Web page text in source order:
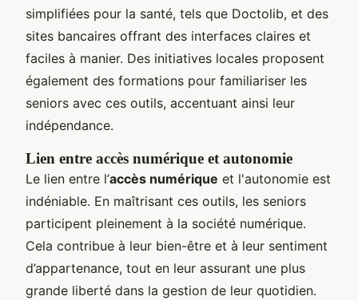
simplifiées pour la santé, tels que Doctolib, et des
sites bancaires offrant des interfaces claires et
faciles à manier. Des initiatives locales proposent
également des formations pour familiariser les
seniors avec ces outils, accentuant ainsi leur
indépendance.
Lien entre accès numérique et autonomie
Le lien entre l’accès numérique et l'autonomie est
indéniable. En maîtrisant ces outils, les seniors
participent pleinement à la société numérique.
Cela contribue à leur bien-être et à leur sentiment
d’appartenance, tout en leur assurant une plus
grande liberté dans la gestion de leur quotidien.